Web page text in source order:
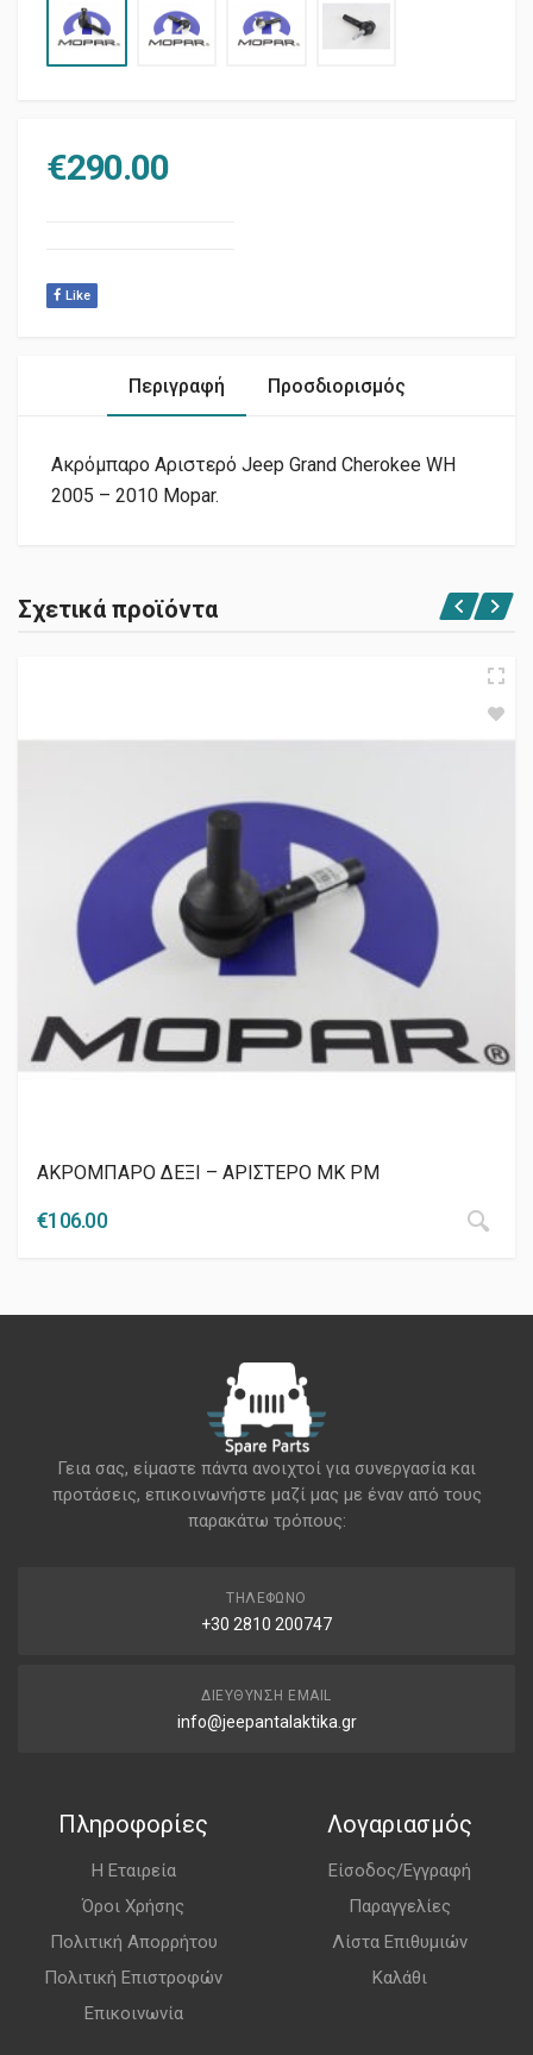
€290.00
Like
Περιγραφή Προσδιορισμός
Ακρόμπαρο Αριστερό Jeep Grand Cherokee WH
2005 – 2010 Mopar.
Σχετικά προϊόντα
ΑΚΡΟΜΠΑΡΟ ΔΕΞΙ – ΑΡΙΣΤΕΡΟ MK PM
€106.00
Γεια σας, είμαστε πάντα ανοιχτοί για συνεργασία και
προτάσεις, επικοινωνήστε μαζί μας με έναν από τους
παρακάτω τρόπους:
ΤΗΛΈΦΩΝΟ
+30 2810 200747
ΔΙΕΎΘΥΝΣΗ EMAIL
info@jeepantalaktika.gr
Πληροφορίες
Η Εταιρεία
Όροι Χρήσης
Πολιτική Απορρήτου
Πολιτική Επιστροφών
Επικοινωνία
Λογαριασμός
Είσοδος/Εγγραφή
Παραγγελίες
Λίστα Επιθυμιών
Καλάθι